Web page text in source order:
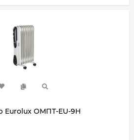
Eurolux ОМПТ-EU-9Н